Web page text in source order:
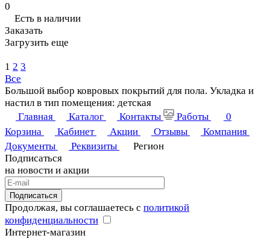
0
Есть в наличии
Заказать
Загрузить еще
1 2 3
Все
Большой выбор ковровых покрытий для пола. Укладка и
настил в тип помещения: детская
Главная
Каталог Контакты Работы
0
Корзина
Кабинет Акции Отзывы
Компания
Документы
Реквизиты
Регион
Подписаться
на новости и акции
Подписаться
Продолжая, вы соглашаетесь с политикой
конфиденциальности
Интернет-магазин